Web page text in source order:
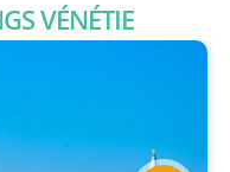
VÉNÉTIE